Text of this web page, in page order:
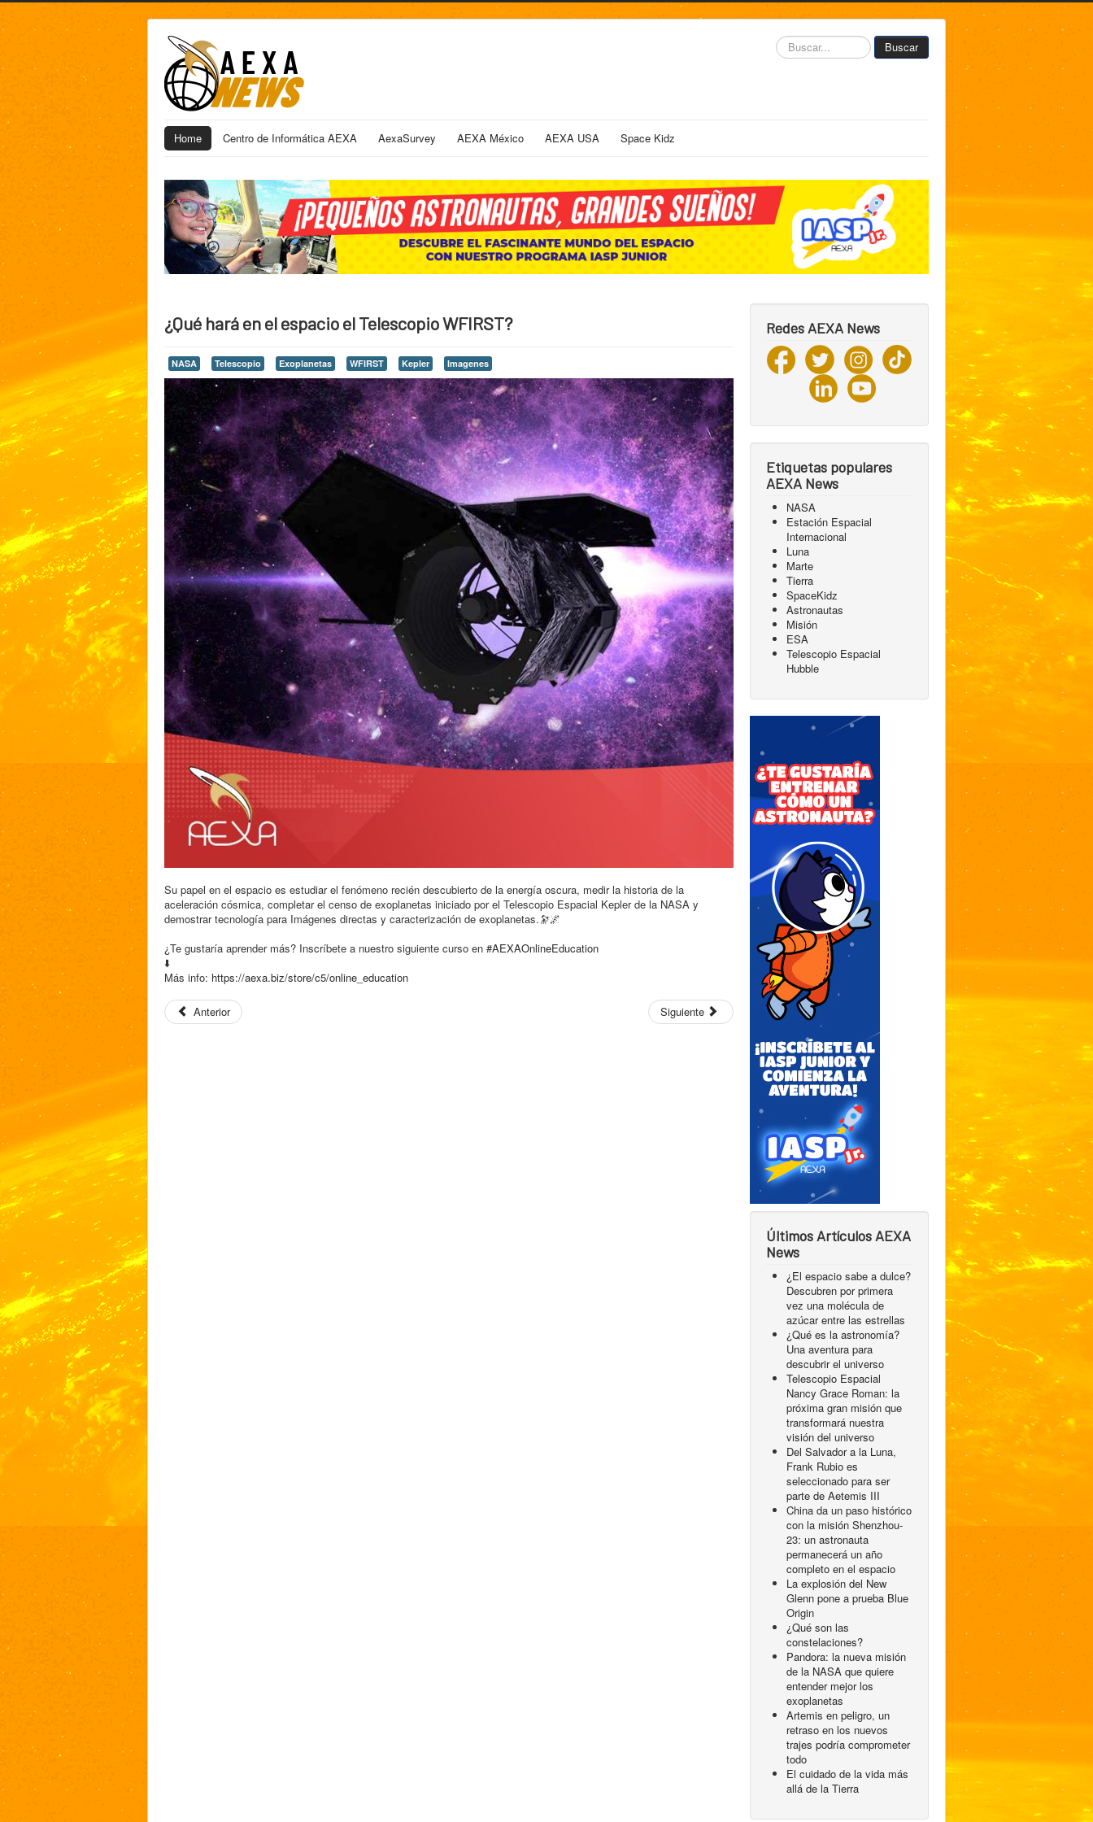
Buscar... Buscar
Home Centro de Informática AEXA AexaSurvey AEXA México AEXA USA Space Kidz
¿Qué hará en el espacio el Telescopio WFIRST?
NASA Telescopio Exoplanetas WFIRST Kepler Imagenes
Su papel en el espacio es estudiar el fenómeno recién descubierto de la energía oscura, medir la historia de la
aceleración cósmica, completar el censo de exoplanetas iniciado por el Telescopio Espacial Kepler de la NASA y
demostrar tecnología para Imágenes directas y caracterización de exoplanetas.🔭🌌
¿Te gustaría aprender más? Inscríbete a nuestro siguiente curso en #AEXAOnlineEducation
⬇️
Más info: https://aexa.biz/store/c5/online_education
Anterior Siguiente
Redes AEXA News
Etiquetas populares
AEXA News
NASA
Estación Espacial
Internacional
Luna
Marte
Tierra
SpaceKidz
Astronautas
Misión
ESA
Telescopio Espacial
Hubble
Últimos Artículos AEXA
News
¿El espacio sabe a dulce?
Descubren por primera
vez una molécula de
azúcar entre las estrellas
¿Qué es la astronomía?
Una aventura para
descubrir el universo
Telescopio Espacial
Nancy Grace Roman: la
próxima gran misión que
transformará nuestra
visión del universo
Del Salvador a la Luna,
Frank Rubio es
seleccionado para ser
parte de Aetemis III
China da un paso histórico
con la misión Shenzhou-
23: un astronauta
permanecerá un año
completo en el espacio
La explosión del New
Glenn pone a prueba Blue
Origin
¿Qué son las
constelaciones?
Pandora: la nueva misión
de la NASA que quiere
entender mejor los
exoplanetas
Artemis en peligro, un
retraso en los nuevos
trajes podría comprometer
todo
El cuidado de la vida más
allá de la Tierra